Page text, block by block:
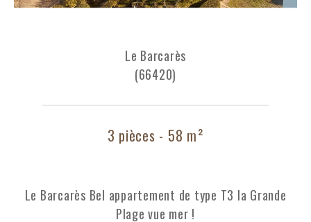
Le Barcarès
(66420)
3 pièces - 58 m²
Le Barcarès Bel appartement de type T3 la Grande
Plage vue mer !